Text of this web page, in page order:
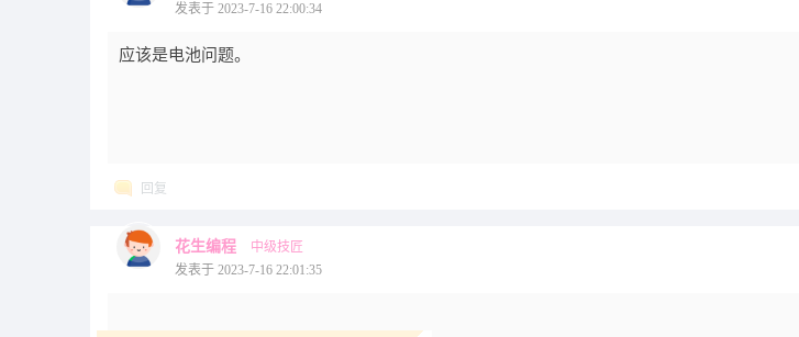
发表于 2023-7-16 22:00:34
应该是电池问题。
回复
花生编程
中级技匠
发表于 2023-7-16 22:01:35